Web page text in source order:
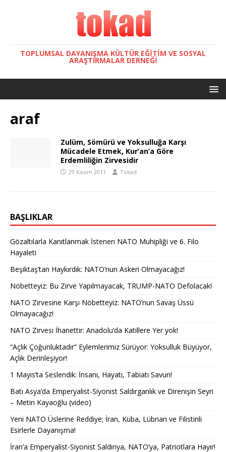
TOPLUMSAL DAYANIŞMA KÜLTÜR EĞITIM VE SOSYAL
ARAŞTIRMALAR DERNEĞI
araf
Zulüm, Sömürü ve Yoksulluğa Karşı
Mücadele Etmek, Kur’an’a Göre
Erdemliliğin Zirvesidir
29 Kasım 2011 Tokad
BAŞLIKLAR
Gözaltılarla Kanıtlanmak İstenen NATO Muhipliği ve 6. Filo
Hayaleti
Beşiktaş’tan Haykırdık: NATO’nun Askeri Olmayacağız!
Nöbetteyiz: Bu Zirve Yapılmayacak, TRUMP-NATO Defolacak!
NATO Zirvesine Karşı Nöbetteyiz: NATO’nun Savaş Üssü
Olmayacağız!
NATO Zirvesi İhanettir: Anadolu’da Katillere Yer yok!
“Açlık Çoğunluktadır” Eylemlerimiz Sürüyor: Yoksulluk Büyüyor,
Açlık Derinleşiyor!
1 Mayıs’ta Seslendik: İnsanı, Hayatı, Tabiatı Savun!
Batı Asya’da Emperyalist-Siyonist Saldırganlık ve Direnişin Seyri
– Metin Kayaoğlu (video)
Yeni NATO Üslerine Reddiye; İran, Küba, Lübnan ve Filistinli
Esirlerle Dayanışma!
İran’a Emperyalist-Siyonist Saldırıya, NATO’ya, Patriotlara Hayır!